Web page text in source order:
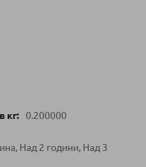
0.200000
Над 2 години, Над 3